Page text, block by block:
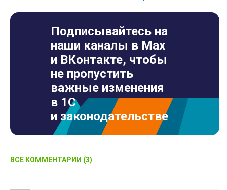
Подписывайтесь на
наши каналы в Max
и ВКонтакте, чтобы
не пропустить
важные изменения
в 1С
и законодательстве
ВСЕ КОММЕНТАРИИ (3)